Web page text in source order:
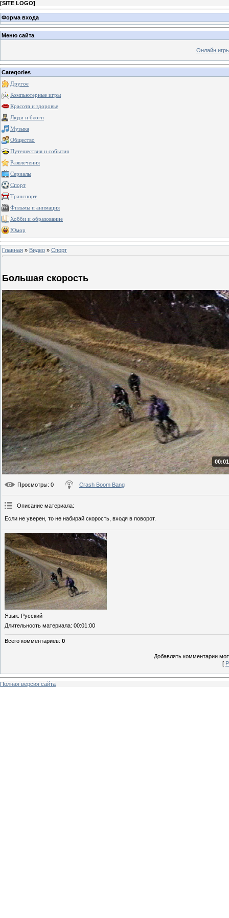
[SITE LOGO]
Форма входа
Меню сайта
Онлайн
Categories
Другое
Компьютерные игры
Красота и здоровье
Люди и блоги
Музыка
Общество
Путешествия и события
Развлечения
Сериалы
Спорт
Транспорт
Фильмы и анимация
Хобби и образование
Юмор
Главная » Видео » Спорт
Большая скорость
Просмотры: 0 Crash Boom Bang
Описание материала:
Если не уверен, то не набирай скорость, входя в поворот.
Язык: Русский
Длительность материала: 00:01:00
Всего комментариев: 0
Добавлять комментарии
[
Полная версия сайта